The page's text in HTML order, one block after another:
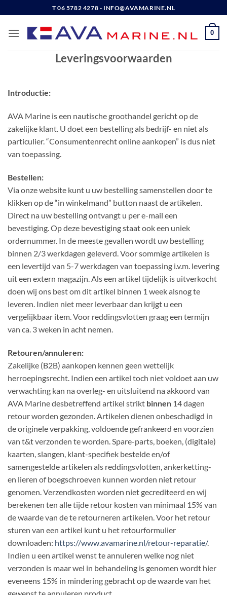
naar
inhoud
T 06 5782 4278 - INFO@AVAMARINE.NL
0
Leveringsvoorwaarden
Introductie:
AVA Marine is een nautische groothandel gericht op de
zakelijke klant. U doet een bestelling als bedrijf- en niet als
particulier. “Consumentenrecht online aankopen” is dus niet
van toepassing.
Bestellen:
Via onze website kunt u uw bestelling samenstellen door te
klikken op de “in winkelmand” button naast de artikelen.
Direct na uw bestelling ontvangt u per e-mail een
bevestiging. Op deze bevestiging staat ook een uniek
ordernummer. In de meeste gevallen wordt uw bestelling
binnen 2/3 werkdagen geleverd. Voor sommige artikelen is
een levertijd van 5-7 werkdagen van toepassing i.v.m. levering
uit een extern magazijn. Als een artikel tijdelijk is uitverkocht
doen wij ons best om dit artikel binnen 1 week alsnog te
leveren. Indien niet meer leverbaar dan krijgt u een
vergelijkbaar item. Voor reddingsvlotten graag een termijn
van ca. 3 weken in acht nemen.
Retouren/annuleren:
Zakelijke (B2B) aankopen kennen geen wettelijk
herroepingsrecht. Indien een artikel toch niet voldoet aan uw
verwachting kan na overleg- en uitsluitend na akkoord van
AVA Marine desbetreffend artikel strikt binnen 14 dagen
retour worden gezonden. Artikelen dienen onbeschadigd in
de originele verpakking, voldoende gefrankeerd en voorzien
van t&t verzonden te worden. Spare-parts, boeken, (digitale)
kaarten, slangen, klant-specifiek bestelde en/of
samengestelde artikelen als reddingsvlotten, ankerketting-
en lieren of boegschroeven kunnen worden niet retour
genomen. Verzendkosten worden niet gecrediteerd en wij
berekenen ten alle tijde retour kosten van minimaal 15% van
de waarde van de te retourneren artikelen. Voor het retour
sturen van een artikel kunt u het retourformulier
downloaden: https://www.avamarine.nl/retour-reparatie/.
Indien u een artikel wenst te annuleren welke nog niet
verzonden is maar wel in behandeling is genomen wordt hier
eveneens 15% in mindering gebracht op de waarde van het
gewenst te annuleren product.